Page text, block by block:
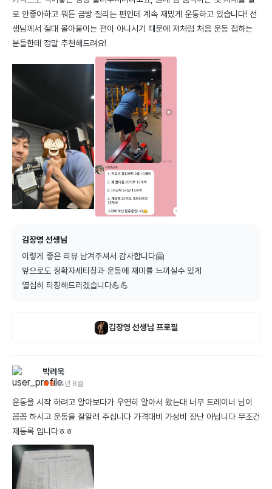
로 안좋아하고 뭐든 금방 질리는 편인데 계속 재밌게 운동하고 있습니다! 선
생님께서 절대 몰아붙이는 편이 아니시기 때문에 저처럼 처음 운동 접하는
분들한테 정말 추천해드려요!
김장영 선생님
이렇게 좋은 리뷰 남겨주셔서 감사합니다🤗
앞으로도 정확자세티칭과 운동에 재미를 느끼실수 있게
열심히 티칭해드리겠습니다💪💪
김장영 선생님 프로필
박려욱
524년 6월
운동을 시작 하려고 알아보다가 우연히 알아서 왔는대 너무 트레이너 님이
꼼꼼 하시고 운동을 잘알려 주십니다 가격대비 가성비 장난 아닙니다 무조건
재등록 입니다ㅎㅎ